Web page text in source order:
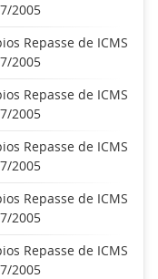
2005
Repasse de ICMS
2005
Repasse de ICMS
2005
Repasse de ICMS
2005
Repasse de ICMS
2005
Repasse de ICMS
2005